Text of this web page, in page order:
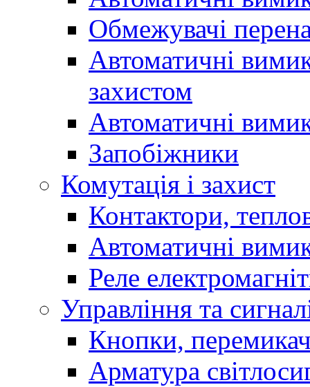
Обмежувачі
Автоматичні
захистом
Автоматичні
Запобіжники
Комутація і захист
Контактори,
Автоматичні
Реле
Управління та
Кнопки,
Арматура